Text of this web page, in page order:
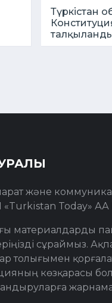
Түркістан
және
«Turkistan Today» АА
материалдарды
сұраймыз.
толығымен
көзқарасы